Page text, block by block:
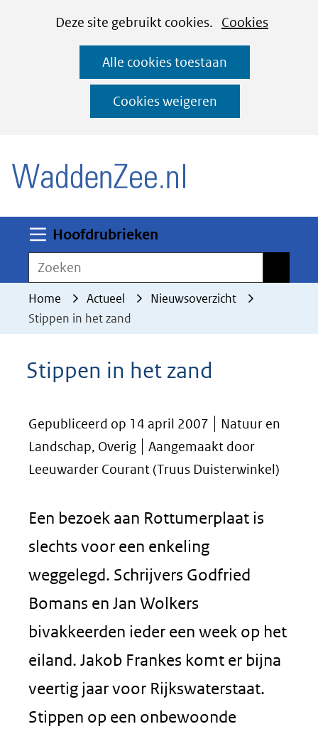
CookiesDeze site gebruikt cookies. Cookies
deze
worden
toegestaan
geweigerd.
Alle cookies toestaan
Cookies weigeren
Ga
naar
de
inhoud
Hoofdrubrieken
Zoeken
Home Actueel
Nieuwsoverzicht
Stippen in het zand
Stippen in het zand
Gepubliceerd op 14 april 2007
Natuur en
Landschap, Overig
Aangemaakt door
Leeuwarder Courant (Truus Duisterwinkel)
Een bezoek aan Rottumerplaat is
slechts voor een enkeling
weggelegd. Schrijvers Godfried
Bomans en Jan Wolkers
bivakkeerden ieder een week op het
eiland. Jakob Frankes komt er bijna
veertig jaar voor Rijkswaterstaat.
Stippen op een onbewoonde